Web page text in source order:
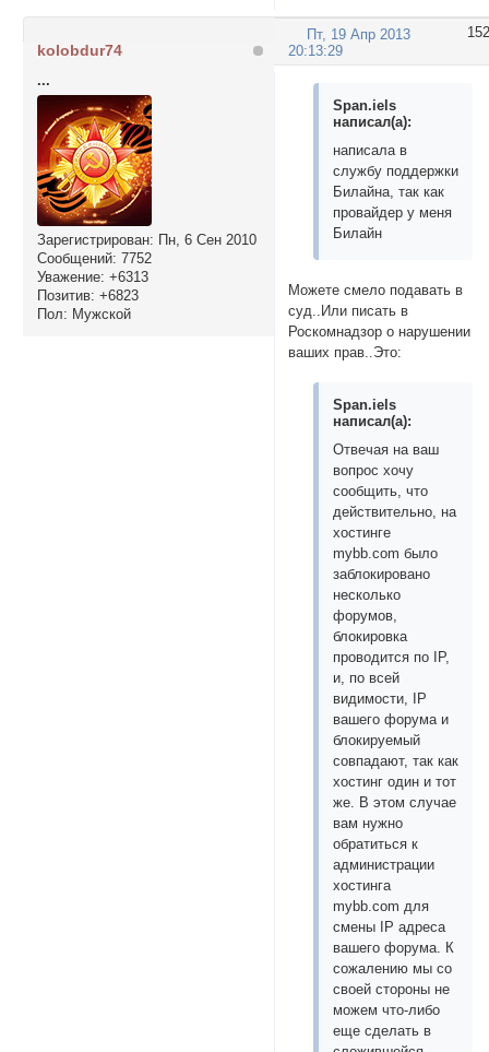
152
Пт, 19 Апр 2013
20:13:29
kolobdur74
...
Зарегистрирован: Пн, 6 Сен 2010
Сообщений: 7752
Уважение: +6313
Позитив: +6823
Пол: Мужской
Span.iels
написал(а):
написала в
службу поддержки
Билайна, так как
провайдер у меня
Билайн
Можете смело подавать в
суд..Или писать в
Роскомнадзор о нарушении
ваших прав..Это:
Span.iels
написал(а):
Отвечая на ваш
вопрос хочу
сообщить, что
действительно, на
хостинге
mybb.com было
заблокировано
несколько
форумов,
блокировка
проводится по IP,
и, по всей
видимости, IP
вашего форума и
блокируемый
совпадают, так как
хостинг один и тот
же. В этом случае
вам нужно
обратиться к
администрации
хостинга
mybb.com для
смены IP адреса
вашего форума. К
сожалению мы со
своей стороны не
можем что-либо
еще сделать в